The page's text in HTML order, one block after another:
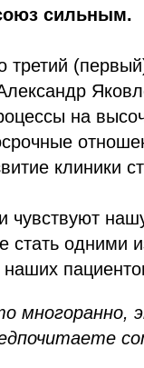
сильным.
третий
на
клиники
стать одними
многоранно,